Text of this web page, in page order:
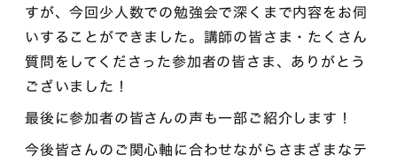
すが、今回少人数での勉強会で深くまで内容をお伺
いすることができました。講師の皆さま・たくさん
質問をしてくださった参加者の皆さま、ありがとう
ございました！
最後に参加者の皆さんの声も一部ご紹介します！
今後皆さんのご関心軸に合わせながらさまざまなテ